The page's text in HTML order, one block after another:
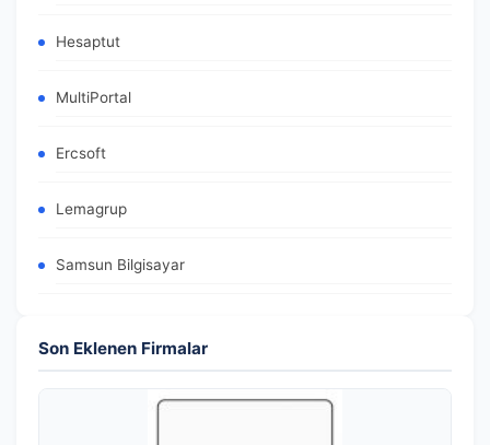
Hesaptut
MultiPortal
Ercsoft
Lemagrup
Samsun Bilgisayar
Son Eklenen Firmalar